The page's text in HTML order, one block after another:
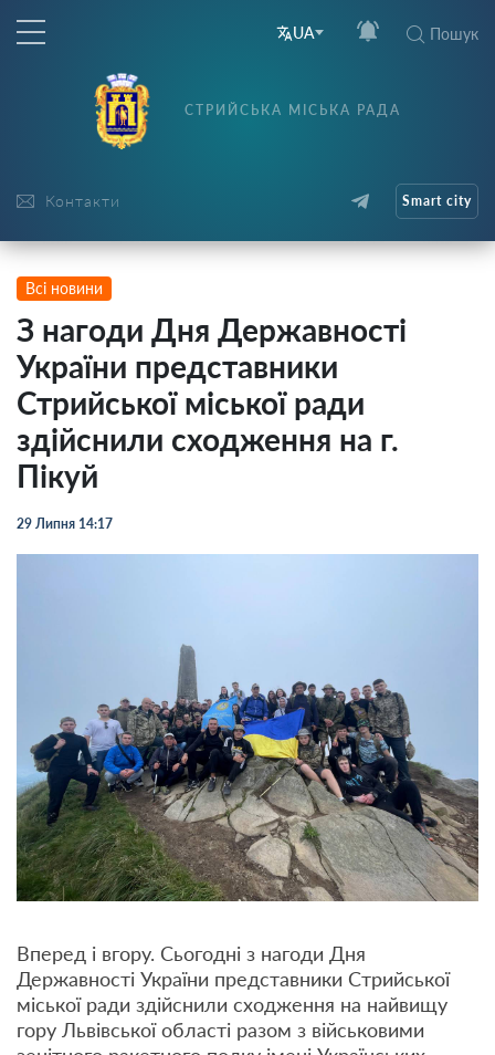
UA Пошук
Контакти
СТРИЙСЬКА МІСЬКА РАДА
Smart city
Всі новини
З нагоди Дня Державності
України представники
Стрийської міської ради
здійснили сходження на г.
Пікуй
29 Липня 14:17
Вперед і вгору. Сьогодні з нагоди Дня
Державності України представники Стрийської
міської ради здійснили сходження на найвищу
гору Львівської області разом з військовими